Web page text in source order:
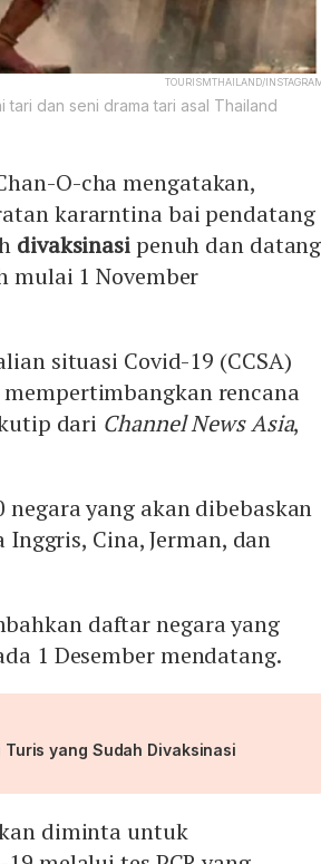
TOURISMTHAILAND/
dan seni drama tari asal Thailand
O-cha mengatakan,
kararntina bai pendatang
divaksinasipenuh dan datang
mulai 1 November
situasi Covid-19 (CCSA)
rencana
dari Channel News Asia,
yang akan dibebaskan
Cina, Jerman, dan
daftar negara yang
1 Desember mendatang.
yang Sudah Divaksinasi
diminta untuk